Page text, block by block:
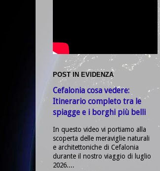
POST IN EVIDENZA
Cefalonia cosa vedere:
Itinerario completo tra le
spiagge e i borghi più belli
In questo video vi portiamo alla
scoperta delle meraviglie naturali
e architettoniche di Cefalonia
durante il nostro viaggio di luglio
2026....